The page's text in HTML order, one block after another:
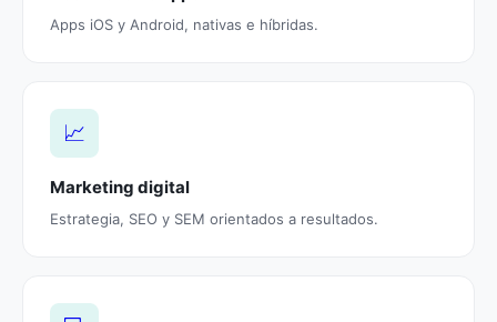
Apps iOS y Android, nativas e híbridas.
📈
Marketing digital
Estrategia, SEO y SEM orientados a resultados.